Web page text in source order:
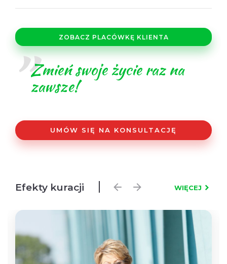
ZOBACZ PLACÓWKĘ KLIENTA
SPRAWDŹ
Zmień swoje życie raz na
zawsze!
UMÓW SIĘ NA KONSULTACJĘ
Efekty kuracji WIĘCEJ